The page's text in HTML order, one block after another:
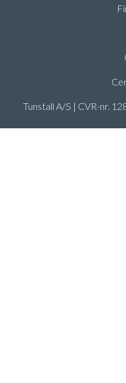
Tunstall A/S | CVR-nr.